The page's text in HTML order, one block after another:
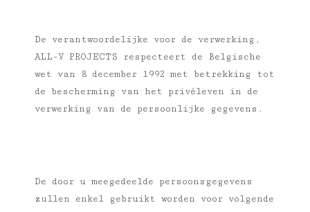
De verantwoordelijke voor de verwerking,
ALL-V PROJECTS respecteert de Belgische
wet van 8 december 1992 met betrekking tot
de bescherming van het privéleven in de
verwerking van de persoonlijke gegevens.
De door u meegedeelde persoonsgegevens
zullen enkel gebruikt worden voor volgende